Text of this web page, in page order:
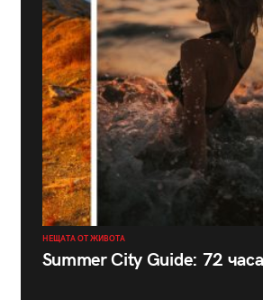
НЕЩАТА ОТ ЖИВОТА
Summer City Guide: 72